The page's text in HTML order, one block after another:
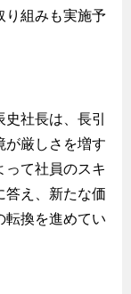
り組みも実施予
社長は、長引
が厳しさを増す
って社員のスキ
答え、新たな価
転換を進めてい